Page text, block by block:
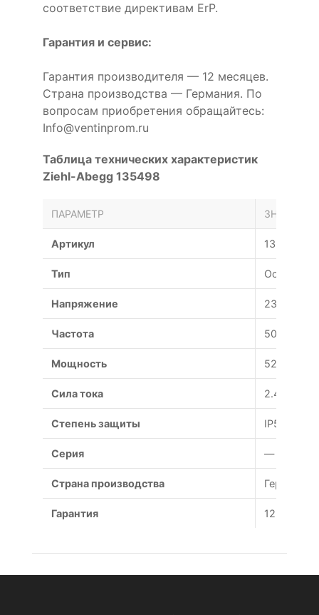
соответствие директивам ErP.
Гарантия и сервис:
Гарантия производителя — 12 месяцев.
Страна производства — Германия. По
вопросам приобретения обращайтесь:
Info@ventinprom.ru
Таблица технических характеристик
Ziehl-Abegg 135498
ПАРАМЕТР ЗНАЧЕНИЕ
Артикул 135498
Тип Осевой
Напряжение 230 В
Частота 50 Гц
Мощность 520 Вт
Сила тока 2.4 А
Степень защиты IP54
Серия —
Страна производства Германия
Гарантия 12